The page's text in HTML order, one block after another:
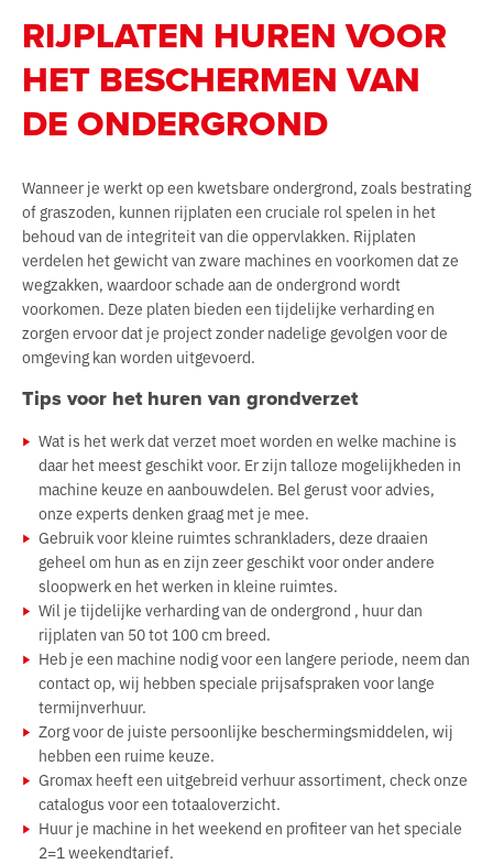
RIJPLATEN HUREN VOOR
HET BESCHERMEN VAN
DE ONDERGROND
Wanneer je werkt op een kwetsbare ondergrond, zoals bestrating
of graszoden, kunnen rijplaten een cruciale rol spelen in het
behoud van de integriteit van die oppervlakken. Rijplaten
verdelen het gewicht van zware machines en voorkomen dat ze
wegzakken, waardoor schade aan de ondergrond wordt
voorkomen. Deze platen bieden een tijdelijke verharding en
zorgen ervoor dat je project zonder nadelige gevolgen voor de
omgeving kan worden uitgevoerd.
Tips voor het huren van grondverzet
Wat is het werk dat verzet moet worden en welke machine is
daar het meest geschikt voor. Er zijn talloze mogelijkheden in
machine keuze en aanbouwdelen. Bel gerust voor advies,
onze experts denken graag met je mee.
Gebruik voor kleine ruimtes schrankladers, deze draaien
geheel om hun as en zijn zeer geschikt voor onder andere
sloopwerk en het werken in kleine ruimtes.
Wil je tijdelijke verharding van de ondergrond , huur dan
rijplaten van 50 tot 100 cm breed.
Heb je een machine nodig voor een langere periode, neem dan
contact op, wij hebben speciale prijsafspraken voor lange
termijnverhuur.
Zorg voor de juiste persoonlijke beschermingsmiddelen, wij
hebben een ruime keuze.
Gromax heeft een uitgebreid verhuur assortiment, check onze
catalogus voor een totaaloverzicht.
Huur je machine in het weekend en profiteer van het speciale
2=1 weekendtarief.